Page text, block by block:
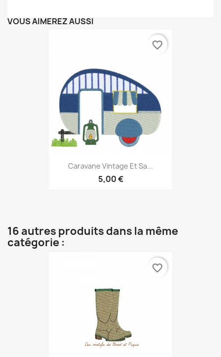
VOUS AIMEREZ AUSSI
Caravane Vintage Et Sa...
5,00 €
favorite_border
16 autres produits dans la même
catégorie :
favorite_border